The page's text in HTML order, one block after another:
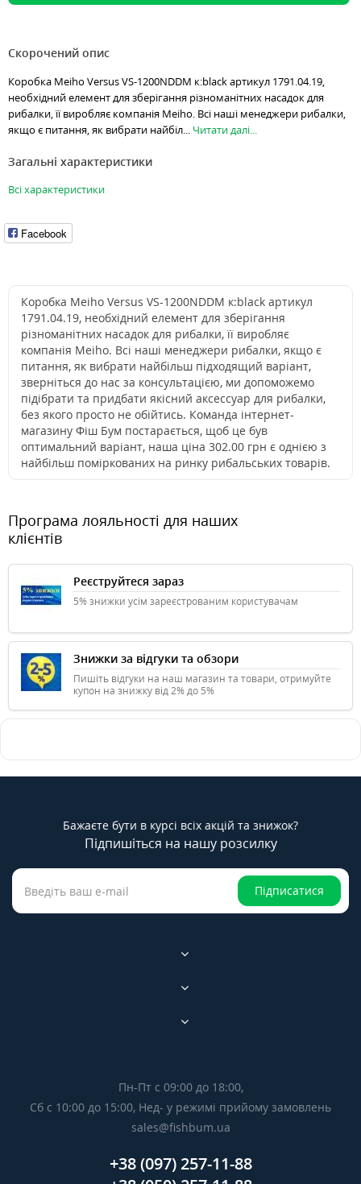
Скорочений опис
Коробка Meiho Versus VS-1200NDDM к:black артикул 1791.04.19,
необхідний елемент для зберігання різноманітних насадок для
рибалки, її виробляє компанія Meiho. Всі наші менеджери рибалки,
якщо є питання, як вибрати найбіл... Читати далі...
Загальні характеристики
Всі характеристики
Facebook
Коробка Meiho Versus VS-1200NDDM к:black артикул
1791.04.19, необхідний елемент для зберігання
різноманітних насадок для рибалки, її виробляє
компанія Meiho. Всі наші менеджери рибалки, якщо є
питання, як вибрати найбільш підходящий варіант,
зверніться до нас за консультацією, ми допоможемо
підібрати та придбати якісний аксессуар для рибалки,
без якого просто не обійтись. Команда інтернет-
магазину Фіш Бум постарається, щоб це був
оптимальний варіант, наша ціна 302.00 грн є однією з
найбільш поміркованих на ринку рибальських товарів.
Програма лояльності для наших
клієнтів
Реєструйтеся зараз
5% знижки усім зареєстрованим користувачам
Знижки за відгуки та обзори
Пишіть відгуки на наш магазин та товари, отримуйте
купон на знижку від 2% до 5%
Бажаєте бути в курсі всіх акцій та знижок?
Підпишіться на нашу розсилку
Підписатися
Пн-Пт с 09:00 до 18:00,
Сб с 10:00 до 15:00, Нед- у режимі прийому замовлень
sales@fishbum.ua
+38 (097) 257-11-88